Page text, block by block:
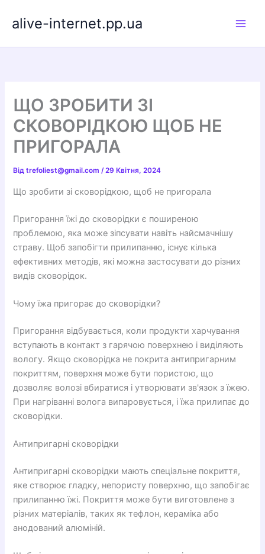
alive-internet.pp.ua
ЩО ЗРОБИТИ ЗІ
СКОВОРІДКОЮ ЩОБ НЕ
ПРИГОРАЛА
Відtrefoliest@gmail.com/29 Квітня, 2024
Що зробити зі сковорідкою, щоб не пригорала
Пригорання їжі до сковорідки є поширеною
проблемою, яка може зіпсувати навіть найсмачнішу
страву. Щоб запобігти прилипанню, існує кілька
ефективних методів, які можна застосувати до різних
видів сковорідок.
Чому їжа пригорає до сковорідки?
Пригорання відбувається, коли продукти харчування
вступають в контакт з гарячою поверхнею і виділяють
вологу. Якщо сковорідка не покрита антипригарним
покриттям, поверхня може бути пористою, що
дозволяє волозі вбиратися і утворювати зв'язок з їжею.
При нагріванні волога випаровується, і їжа прилипає до
сковорідки.
Антипригарні сковорідки
Антипригарні сковорідки мають спеціальне покриття,
яке створює гладку, непористу поверхню, що запобігає
прилипанню їжі. Покриття може бути виготовлене з
різних матеріалів, таких як тефлон, кераміка або
анодований алюміній.